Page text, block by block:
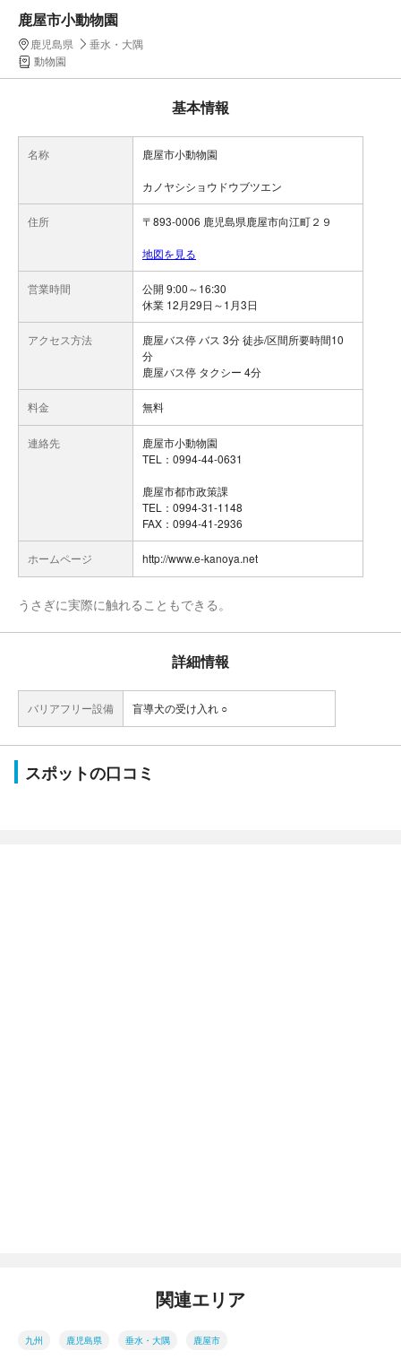
鹿屋市小動物園
鹿児島県
垂水・大隅
動物園
基本情報
名称 鹿屋市小動物園
カノヤシショウドウブツエン
住所 〒893-0006 鹿児島県鹿屋市向江町２９
地図を見る
営業時間
公開 9:00～16:30
休業 12月29日～1月3日
アクセス方法
鹿屋バス停 バス 3分 徒歩/区間所要時間10
分
鹿屋バス停 タクシー 4分
料金 無料
連絡先
鹿屋市小動物園
TEL：0994-44-0631
鹿屋市都市政策課
TEL：0994-31-1148
FAX：0994-41-2936
ホームページ http://www.e-kanoya.net
うさぎに実際に触れることもできる。
詳細情報
バリアフリー設備 盲導犬の受け入れ ○
スポットの口コミ
関連エリア
九州 鹿児島県 垂水・大隅 鹿屋市